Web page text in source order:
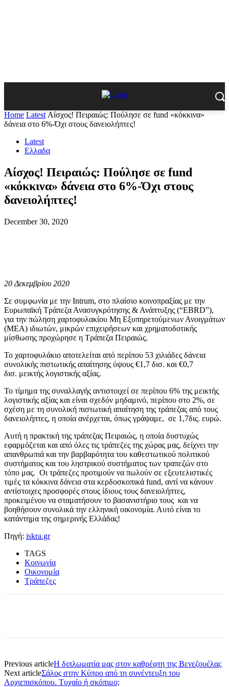
Home Latest Αίσχος! Πειραιώς: Πούλησε σε fund «κόκκινα»
δάνεια στο 6%-Όχι στους δανειολήπτες!
Latest
Ελλαδα
Αίσχος! Πειραιώς: Πούλησε σε fund
«κόκκινα» δάνεια στο 6%-Όχι στους
δανειολήπτες!
December 30, 2020
20 Δεκεμβρίου 2020
Σε συμφωνία με την Intrum, στο πλαίσιο κοινοπραξίας με την
Ευρωπαϊκή Τράπεζα Ανασυγκρότησης & Ανάπτυξης (“EBRD”),
για την πώληση χαρτοφυλακίου Μη Εξυπηρετούμενων Ανοιγμάτων
(ΜΕΑ) ιδιωτών, μικρών επιχειρήσεων και χρηματοδοτικής
μίσθωσης προχώρησε η Τράπεζα Πειραιώς.
Το χαρτοφυλάκιο αποτελείται από περίπου 53 χιλιάδες δάνεια
συνολικής πιστωτικής απαίτησης ύψους €1,7 δισ. και €0,7
δισ. μεικτής λογιστικής αξίας.
Το τίμημα της συναλλαγής αντιστοιχεί σε περίπου 6% της μεικτής
λογιστικής αξίας και είναι σχεδόν μηδαμινό, περίπου στο 2%, σε
σχέση με τη συνολική πιστωτική απαίτηση της τράπεζας από τους
δανειολήπτες, η οποία ανέρχεται, όπως γράψαμε, σε 1,7δις. ευρώ.
Αυτή η πρακτική της τράπεζας Πειραιώς, η οποία δυστυχώς
εφαρμόζεται και από όλες τις τράπεζες της χώρας μας, δείχνει την
απανθρωπιά και την βαρβαρότητα του καθεστωτικού πολιτικού
συστήματος και του ληστρικού συστήματος των τραπεζών στο
τόπο μας. Οι τράπεζες προτιμούν να πωλούν σε εξευτελιστικές
τιμές τα κόκκινα δάνεια στα κερδοσκοπικά fund, αντί να κάνουν
αντίστοιχες προσφορές στους ίδιους τους δανειολήπτες,
προκειμένου να σταματήσουν το βασανιστήριο τους και να
βοηθήσουν συνολικά την ελληνική οικονομία. Αυτό είναι το
κατάντημα της σημερινής Ελλάδας!
Πηγή: iskra.gr
TAGS
Κοινωνία
Οικονομία
Τράπεζες
Previous articleΗ διπλωματία μας στον καθρέφτη της Βενεζουέλας
Next articleΣάλος στην Κύπρο από τη συνέντευξη του
Αρχιεπισκόπου. Τυχαίο ή σκόπιμο;